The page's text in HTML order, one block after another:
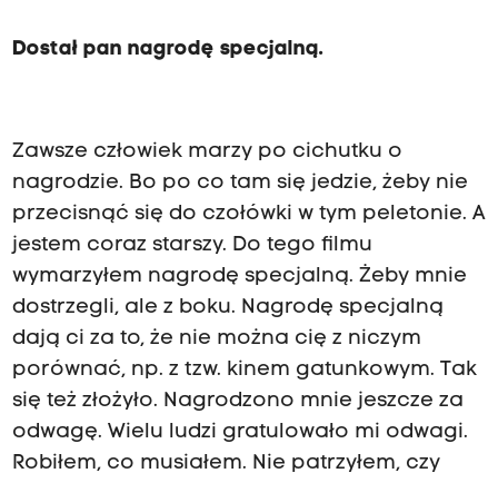
Dostał pan nagrodę specjalną.
Zawsze człowiek marzy po cichutku o
nagrodzie. Bo po co tam się jedzie, żeby nie
przecisnąć się do czołówki w tym peletonie. A
jestem coraz starszy. Do tego filmu
wymarzyłem nagrodę specjalną. Żeby mnie
dostrzegli, ale z boku. Nagrodę specjalną
dają ci za to, że nie można cię z niczym
porównać, np. z tzw. kinem gatunkowym. Tak
się też złożyło. Nagrodzono mnie jeszcze za
odwagę. Wielu ludzi gratulowało mi odwagi.
Robiłem, co musiałem. Nie patrzyłem, czy